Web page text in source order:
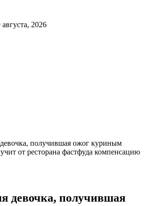
2026
получившая ожог куриным
от ресторана фастфуда компенсацию
девочка, получившая